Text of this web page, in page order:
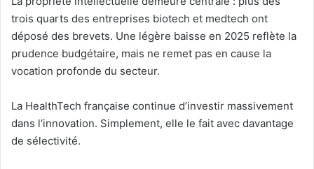
trois quarts des entreprises biotech et medtech ont
déposé des brevets. Une légère baisse en 2025 reflète la
prudence budgétaire, mais ne remet pas en cause la
vocation profonde du secteur.
La HealthTech française continue d’investir massivement
dans l’innovation. Simplement, elle le fait avec davantage
de sélectivité.